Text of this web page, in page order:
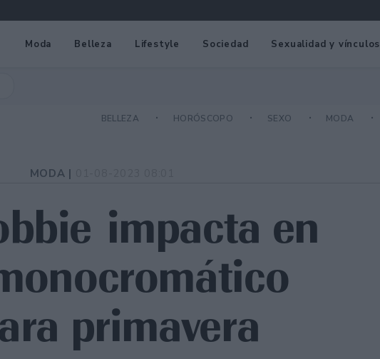
Moda Belleza Lifestyle Sociedad Sexualidad y vínculos
BELLEZA HORÓSCOPO SEXO MODA
MODA |
impacta en
primavera